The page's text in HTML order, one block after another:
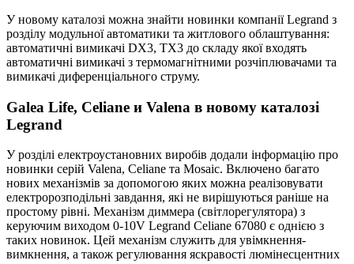
У новому каталозі можна знайти новинки компанії Legrand з
розділу модульної автоматики та житлового облаштування:
автоматичні вимикачі DX3, TX3 до складу якої входять
автоматичні вимикачі з термомагнітними розчіплювачами та
вимикачі диференціального струму.
Galea Life, Celiane и Valena в новому каталозі
Legrand
У розділі електроустановних виробів додали інформацію про
новинки серій Valena, Celiane та Mosaic. Включено багато
нових механізмів за допомогою яких можна реалізовувати
електророзподільні завдання, які не вирішуються раніше на
простому рівні. Механізм диммера (світлорегулятора) з
керуючим виходом 0-10V Legrand Celiane 67080 є однією з
таких новинок. Цей механізм служить для увімкнення-
вимкнення, а також регулювання яскравості люмінесцентних